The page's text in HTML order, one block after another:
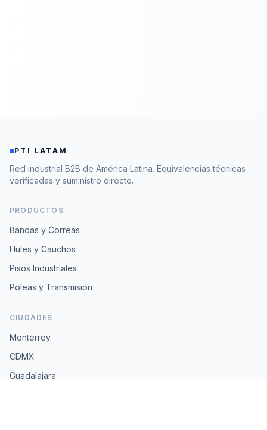
PTI LATAM
Red industrial B2B de América Latina. Equivalencias técnicas
verificadas y suministro directo.
PRODUCTOS
Bandas y Correas
Hules y Cauchos
Pisos Industriales
Poleas y Transmisión
CIUDADES
Monterrey
CDMX
Guadalajara